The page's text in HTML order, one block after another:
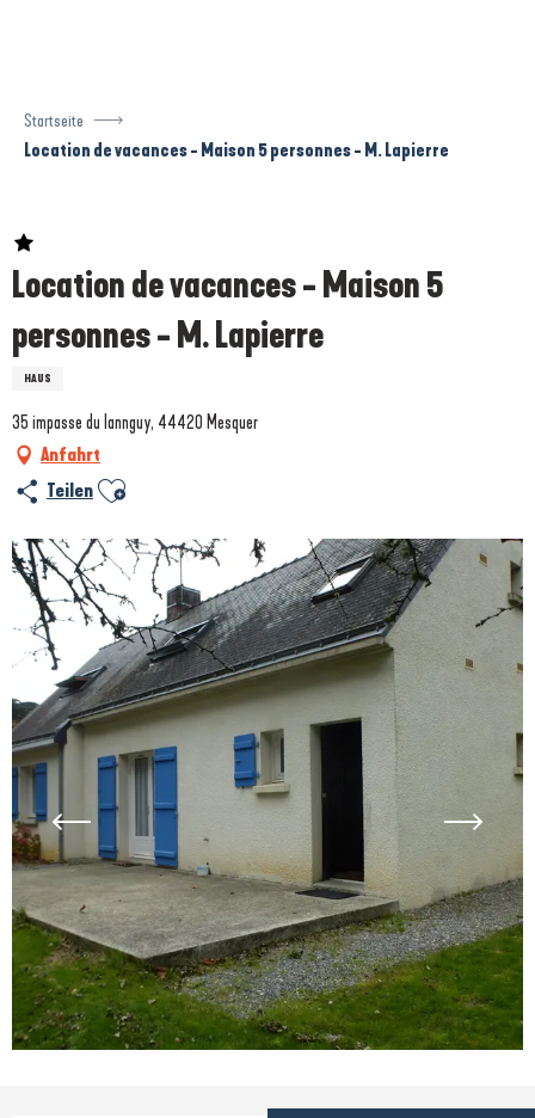
Startseite
Location de vacances - Maison 5 personnes - M. Lapierre
Location de vacances - Maison 5
personnes - M. Lapierre
HAUS
Prestataire engagé dans une démarche écoresponsable
35 impasse du lannguy, 44420 Mesquer
Anfahrt
Teilen Ajouter aux favoris